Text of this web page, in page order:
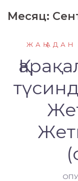
Месяц:
ЖАҢАДАН